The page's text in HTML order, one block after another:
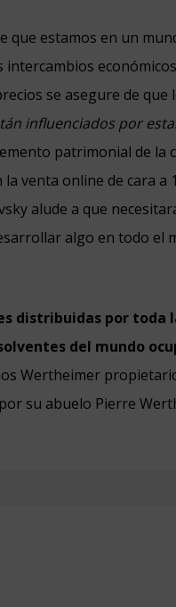
que estamos en un
se asegure de que
influenciados por
patrimonial de la
venta online de cara a
alude a que
algo en todo el
distribuidas por toda
del mundo
Wertheimer
su abuelo Pierre